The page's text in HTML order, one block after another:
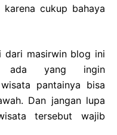
cukup bahaya
dari masirwin blog ini
ada yang ingin
pantainya bisa
Dan jangan lupa
tersebut wajib